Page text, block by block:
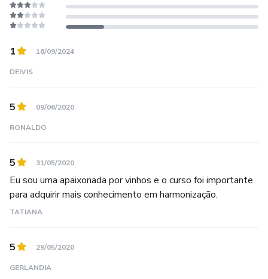
1 16/09/2024
DEIVIS
5 09/06/2020
RONALDO
5 31/05/2020
Eu sou uma apaixonada por vinhos e o curso foi importante
para adquirir mais conhecimento em harmonização.
TATIANA
5 29/05/2020
GERLANDIA